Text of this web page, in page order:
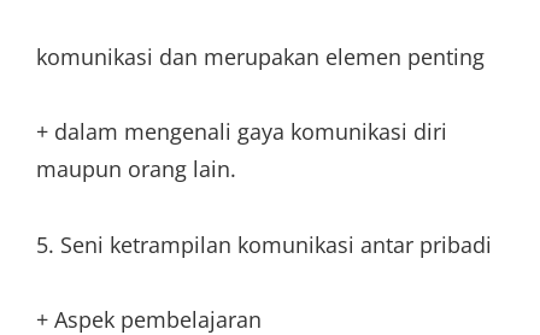
komunikasi dan merupakan elemen penting
+ dalam mengenali gaya komunikasi diri
maupun orang lain.
5. Seni ketrampilan komunikasi antar pribadi
+ Aspek pembelajaran